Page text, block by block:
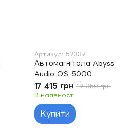
Артикул: 52337
Автомагнітола Abyss
Audio QS-5000
17 415 грн 19 350 грн
В наявності
Купити